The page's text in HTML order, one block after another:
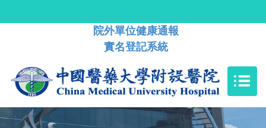
院外單位健康通報
實名登記系統